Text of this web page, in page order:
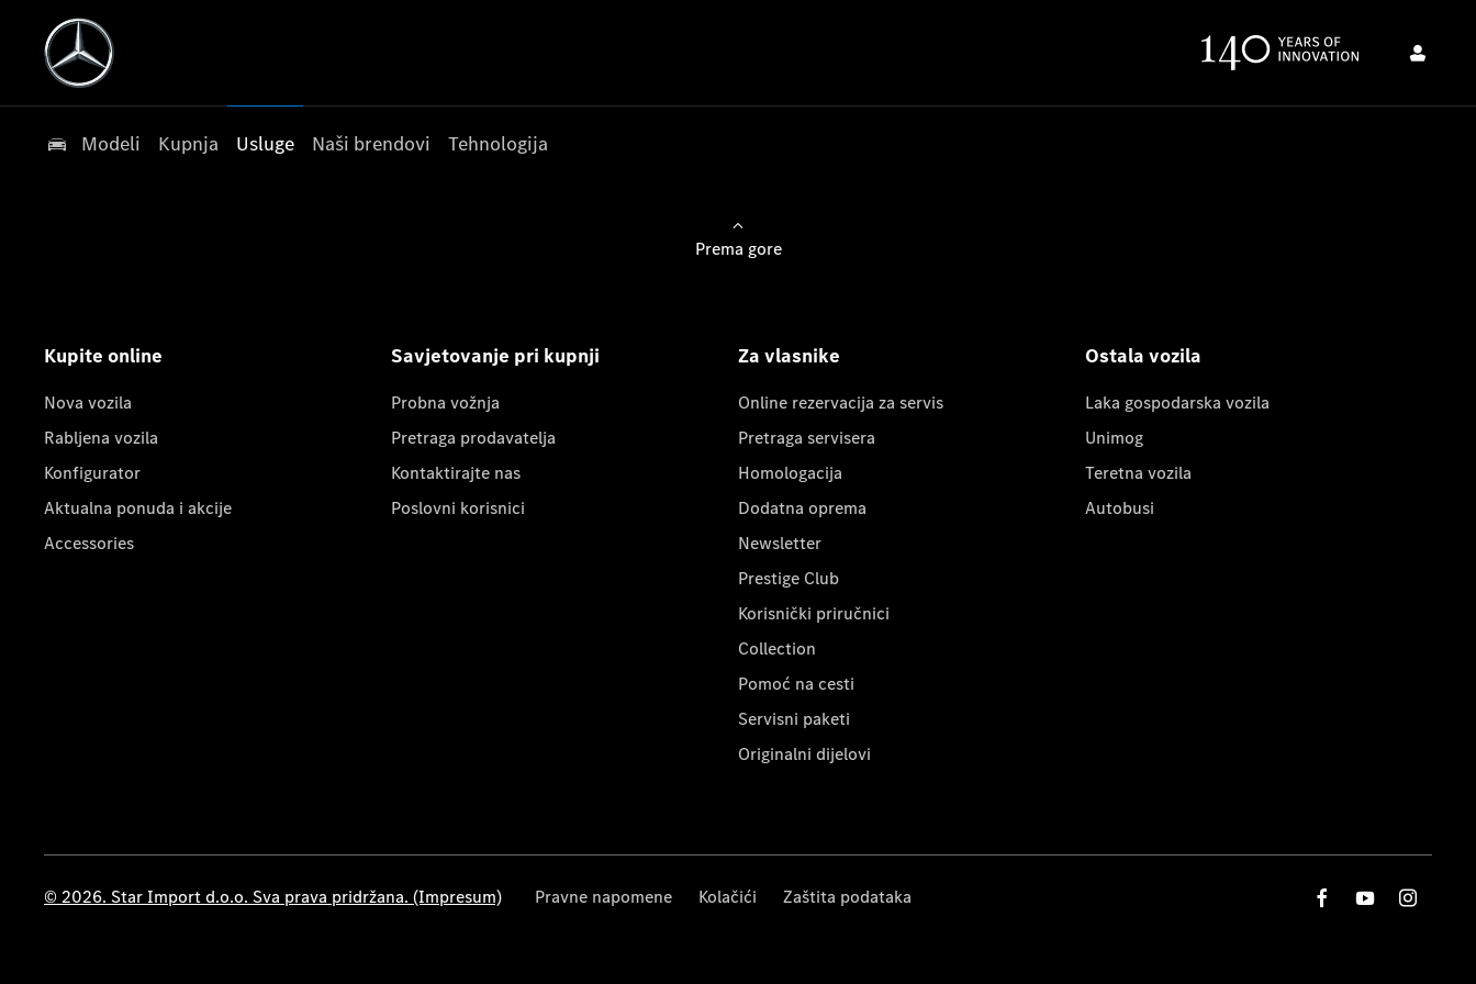
Modeli Kupnja Usluge Naši brendovi Tehnologija
Prema gore
Kupite online
Nova vozila
Rabljena vozila
Konfigurator
Aktualna ponuda i akcije
Accessories
Savjetovanje pri kupnji
Probna vožnja
Pretraga prodavatelja
Kontaktirajte nas
Poslovni korisnici
Za vlasnike
Online rezervacija za servis
Pretraga servisera
Homologacija
Dodatna oprema
Newsletter
Prestige Club
Korisnički priručnici
Collection
Pomoć na cesti
Servisni paketi
Originalni dijelovi
Ostala vozila
Laka gospodarska vozila
Unimog
Teretna vozila
Autobusi
© 2026. Star Import d.o.o. Sva prava pridržana. (Impresum) Pravne napomene Kolačići Zaštita podataka